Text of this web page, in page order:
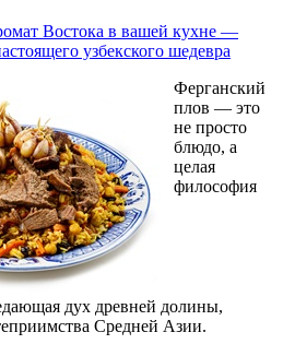
Востока в вашей кухне —
узбекского шедевра
Ферганский
плов — это
не просто
блюдо, а
целая
философия
дух древней долины,
Средней Азии.